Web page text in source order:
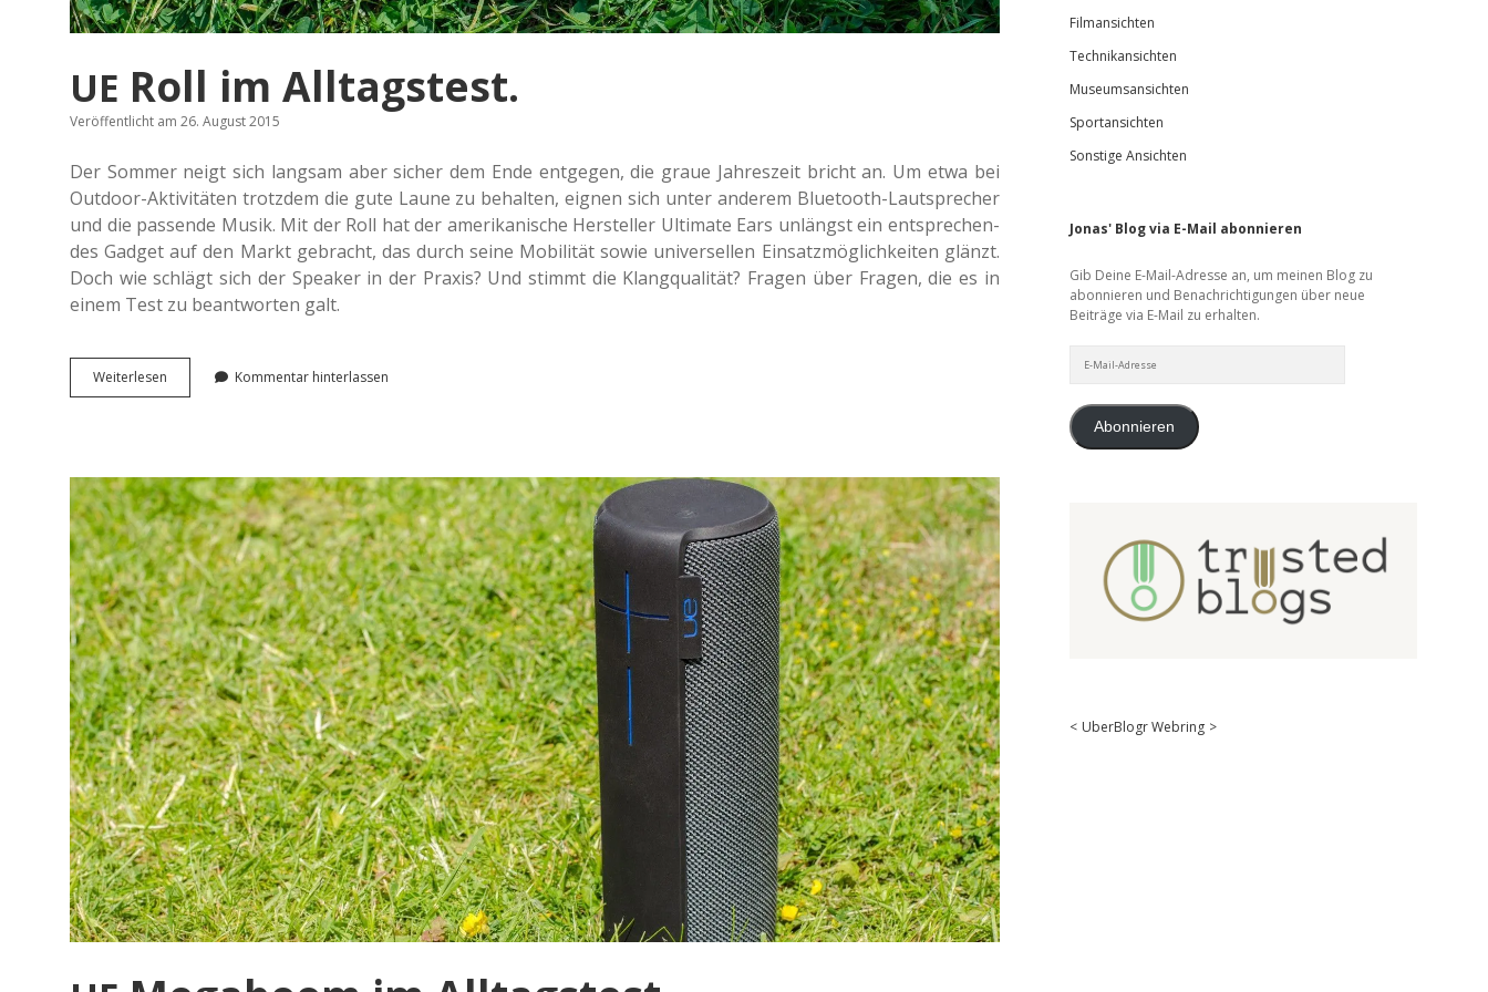
UE Roll im Alltagstest.
Veröffentlicht am 26. August 2015
Der Sommer neigt sich lang­sam aber sicher dem Ende ent­ge­gen, die graue Jah­res­zeit bricht an. Um etwa bei
Out­door-Akti­vi­tä­ten trotz­dem die gute Laune zu behal­ten, eignen sich unter ande­rem Blue­tooth-Laut­spre­cher
und die pas­sen­de Musik. Mit der Roll hat der ame­ri­ka­ni­sche Her­stel­ler Ulti­ma­te Ears unlängst ein ent­spre­chen­
des Gadget auf den Markt gebracht, das durch seine Mobi­li­tät sowie uni­ver­sel­len Ein­satz­mög­lich­kei­ten glänzt.
Doch wie schlägt sich der Spea­k­er in der Praxis? Und stimmt die Klang­qua­li­tät? Fragen über Fragen, die es in
einem Test zu beant­wor­ten galt.
Wei­ter­le­sen
class=“caps”>
Kommentar hinterlassen
Filmansichten
Technikansichten
Museumsansichten
Sportansichten
Sonstige Ansichten
Jonas' Blog via E-Mail abonnieren
Gib Deine E-Mail-Adresse an, um meinen Blog zu
abonnieren und Benachrichtigungen über neue
Beiträge via E-Mail zu erhalten.
Mail-
Abonnieren
< UberBlogr Webring >